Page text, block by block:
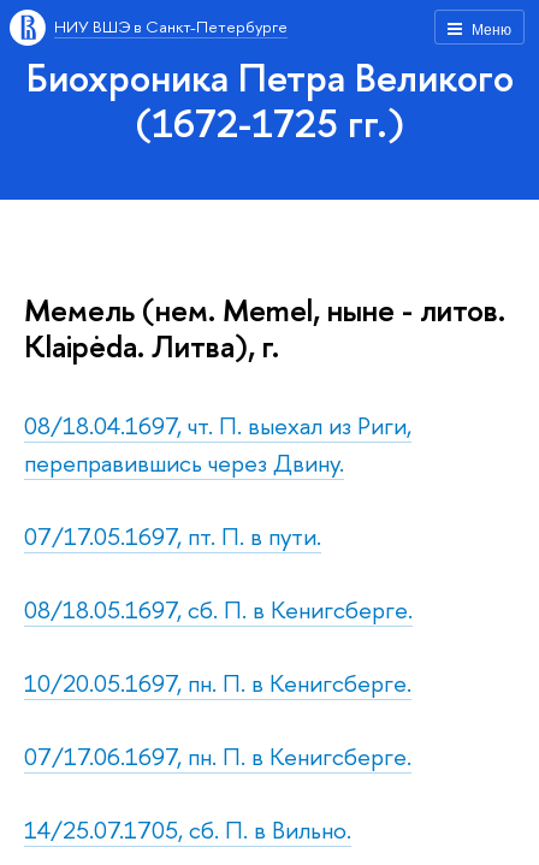
Меню
НИУ ВШЭ в Санкт-Петербурге
Биохроника Петра Великого
(1672-1725 гг.)
Мемель (нем. Memel, ныне - литов.
Klaipėda. Литва), г.
08/18.04.1697, чт. П. выехал из Риги,
переправившись через Двину.
07/17.05.1697, пт. П. в пути.
08/18.05.1697, сб. П. в Кенигсберге.
10/20.05.1697, пн. П. в Кенигсберге.
07/17.06.1697, пн. П. в Кенигсберге.
14/25.07.1705, сб. П. в Вильно.